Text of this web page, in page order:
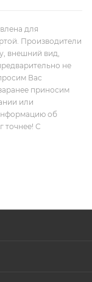
для
Производители
внешний вид,
не
Вас
приносим
или
об
точнее! С